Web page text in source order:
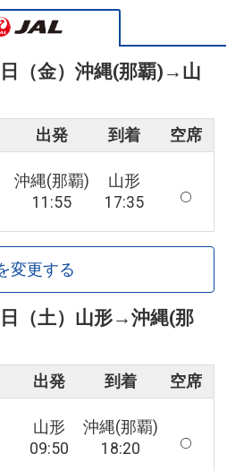
（金） 沖縄(那覇) → 山
出発 到着 空席
沖縄(那覇)
11:55
山形
17:35
変更する
（土） 山形→沖縄(那
出発 到着 空席
山形
09:50
沖縄(那覇)
18:20